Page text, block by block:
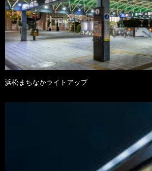
浜松まちなかライトアップ